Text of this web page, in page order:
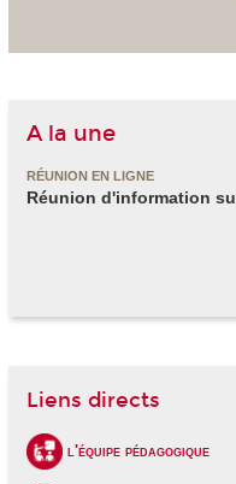
A la une
RÉUNION EN LIGNE
Réunion d'information
Liens directs
l'équipe pédagogique